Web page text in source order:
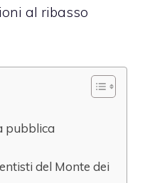
al ribasso
pubblica
del Monte dei